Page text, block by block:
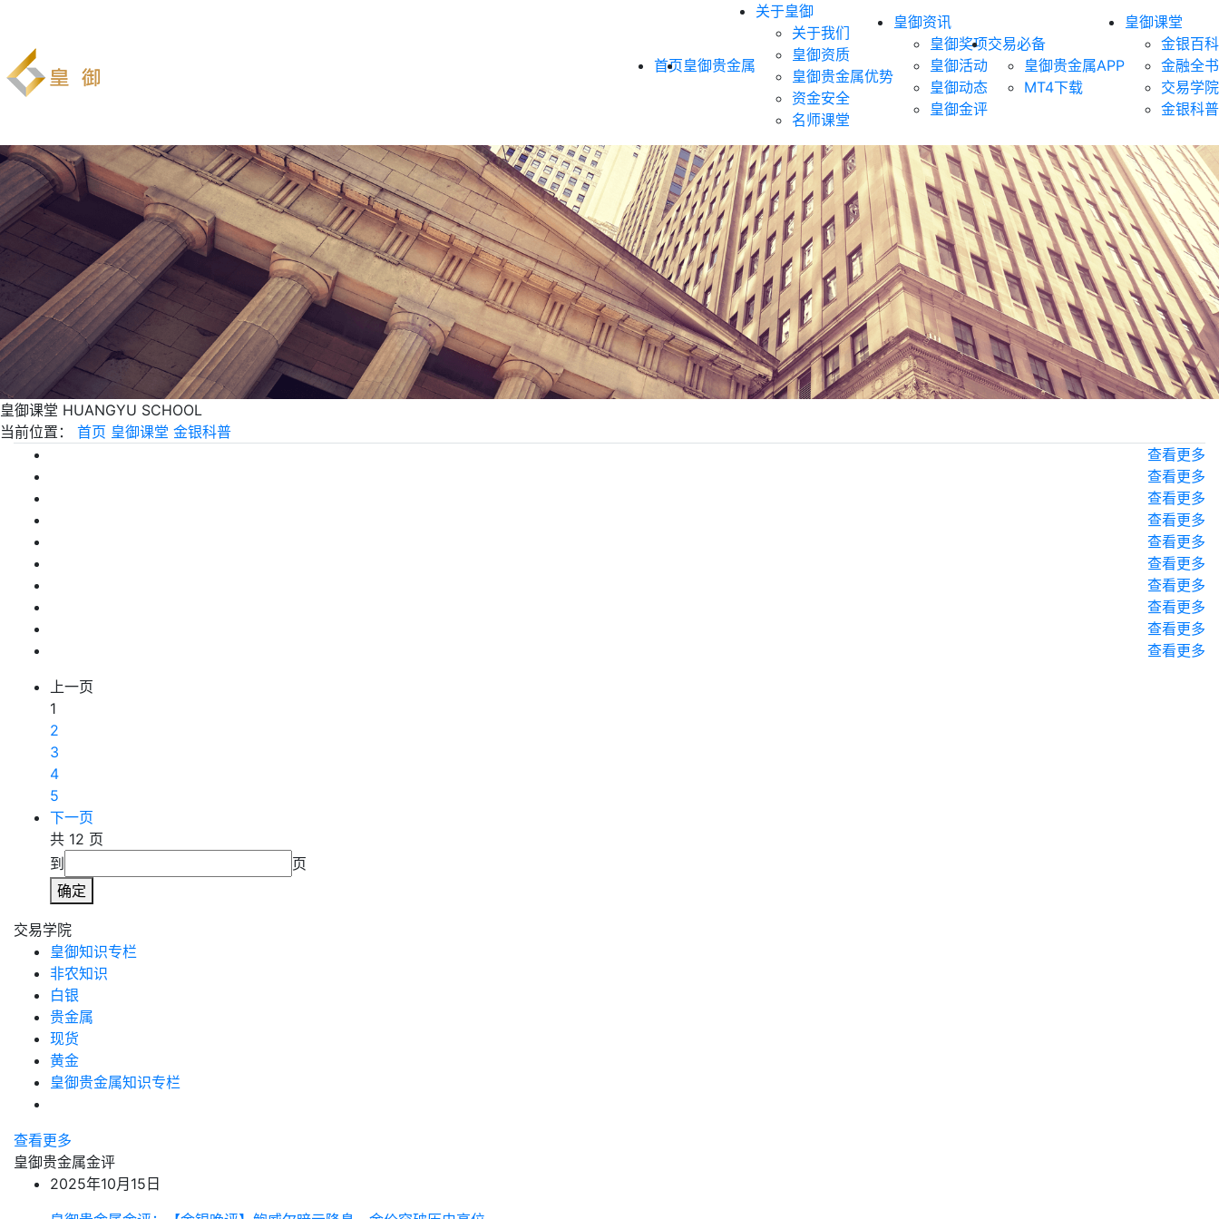
首页皇御贵金属
关于皇御
关于我们
皇御资质
皇御贵金属优势
资金安全
名师课堂
皇御资讯
皇御奖项
皇御活动
皇御动态
皇御金评
交易必备
皇御贵金属APP
MT4下载
皇御课堂
金银百科
金融全书
交易学院
金银科普
皇御课堂 HUANGYU SCHOOL
当前位置：
首页 皇御课堂 金银科普
查看更多
查看更多
查看更多
查看更多
查看更多
查看更多
查看更多
查看更多
查看更多
查看更多
上一页
1
2
3
4
5
下一页
共 12 页
到
页
确定
交易学院
皇御知识专栏
非农知识
白银
贵金属
现货
黄金
皇御贵金属知识专栏
查看更多
皇御贵金属金评
2025年10月15日